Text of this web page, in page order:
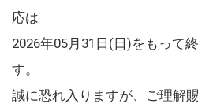
応は
2026年05月31日(日)をもって
す。
誠に恐れ入りますが、ご理解